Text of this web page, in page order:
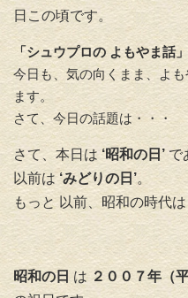
日この頃です。
「シュウプロの よもやま話」
今日も、気の向くまま、よ
ます。
さて、今日の話題は・・・
さて、本日は ‘昭和の日’ で
以前は ‘みどりの日’。
もっと 以前、昭和の時代は
昭和の日 は ２００７年（